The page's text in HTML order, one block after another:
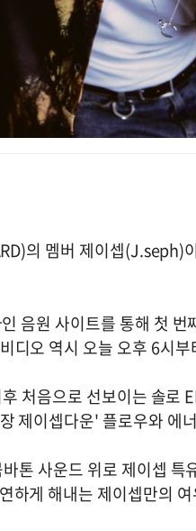
의 멤버 제이셉(J.seph)
음원 사이트를 통해 첫
디오 역시 오늘 오후 6시
처음으로 선보이는 솔로
제이셉다운' 플로우와 에
톤 사운드 위로 제이셉
하게 해내는 제이셉만의